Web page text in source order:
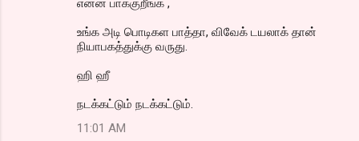
உங்க அடி பொடிகள பாத்தா, விவேக் டயலாக் தான்
நியாபகத்துக்கு வருது.
ஹி ஹீ
நடக்கட்டும் நடக்கட்டும்.
11:01 AM